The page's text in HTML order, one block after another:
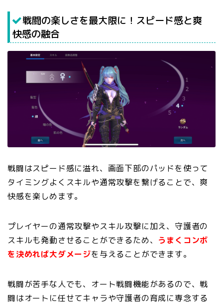
戦闘の楽しさを最大限に！スピード感と爽
快感の融合
戦闘はスピード感に溢れ、画面下部のパッドを使って
タイミングよくスキルや通常攻撃を繋げることで、爽
快感を楽しめます。
プレイヤーの通常攻撃やスキル攻撃に加え、守護者の
スキルも発動させることができるため、 うまくコンボ
を決めれば大ダメージを与えることができます。
戦闘が苦手な人でも、オート戦闘機能があるので、戦
闘はオートに任せてキャラや守護者の育成に専念する